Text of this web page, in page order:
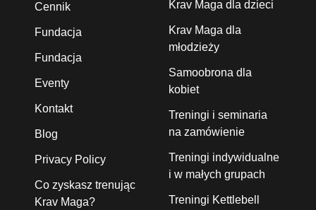
Cennik
Fundacja
Fundacja
Eventy
Kontakt
Blog
Privacy Policy
Co zyskasz trenując
Krav Maga?
Krav Maga dla dzieci
Krav Maga dla
młodzieży
Samoobrona dla
kobiet
Treningi i seminaria
na zamówienie
Treningi indywidualne
i w małych grupach
Treningi Kettlebell